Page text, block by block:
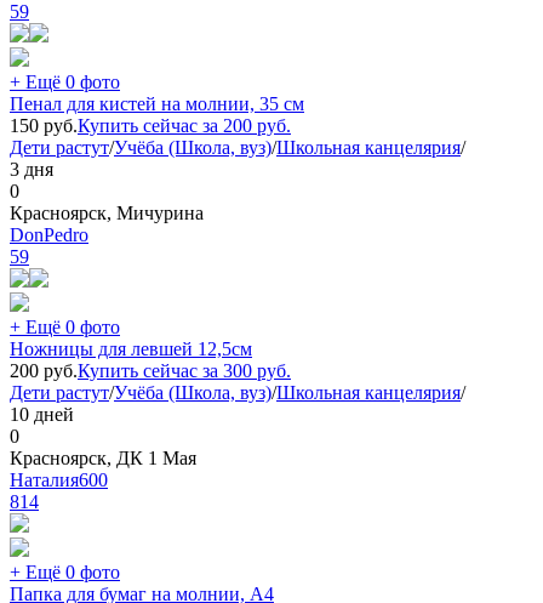
59
+ Ещё 0 фото
Пенал для кистей на молнии, 35 см
150 руб.Купить сейчас за 200 руб.
Дети растут/Учёба (Школа, вуз)/Школьная канцелярия/
3 дня
0
Красноярск, Мичурина
DonPedro
59
+ Ещё 0 фото
Ножницы для левшей 12,5см
200 руб.Купить сейчас за 300 руб.
Дети растут/Учёба (Школа, вуз)/Школьная канцелярия/
10 дней
0
Красноярск, ДК 1 Мая
Наталия600
814
+ Ещё 0 фото
Папка для бумаг на молнии, А4